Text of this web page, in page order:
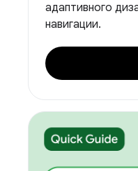
адаптивного
навигации.